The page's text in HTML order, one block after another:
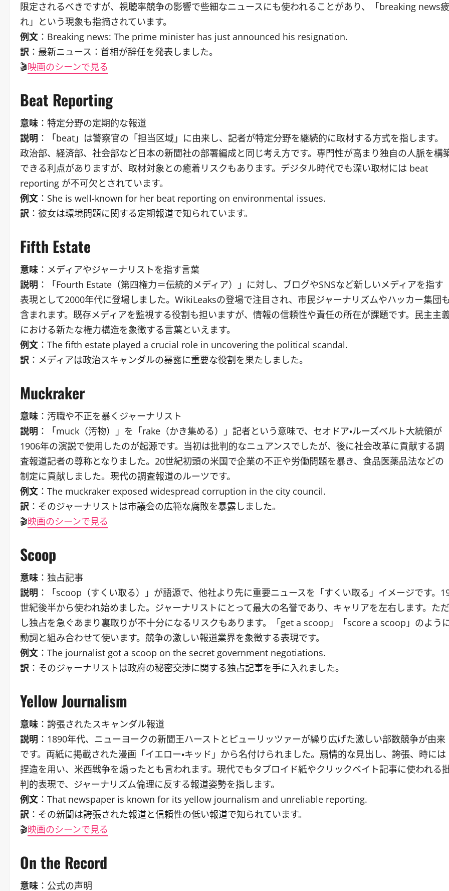
限定されるべきですが、視聴率競争の影響で些細なニュースにも使われることがあり、「breaking news疲
れ」という現象も指摘されています。
例文 ：Breaking news: The prime minister has just announced his resignation.
訳 ：最新ニュース：首相が辞任を発表しました。
🎬映画のシーンで見る
Beat Reporting
意味 ：特定分野の定期的な報道
説明 ：「beat」は警察官の「担当区域」に由来し、記者が特定分野を継続的に取材する方式を指します。
政治部、経済部、社会部など日本の新聞社の部署編成と同じ考え方です。専門性が高まり独自の人脈を構
できる利点がありますが、取材対象との癒着リスクもあります。デジタル時代でも深い取材には beat
reporting が不可欠とされています。
例文 ：She is well-known for her beat reporting on environmental issues.
訳 ：彼女は環境問題に関する定期報道で知られています。
Fifth Estate
意味 ：メディアやジャーナリストを指す言葉
説明 ：「Fourth Estate（第四権力＝伝統的メディア）」に対し、ブログやSNSなど新しいメディアを指す
表現として2000年代に登場しました。WikiLeaksの登場で注目され、市民ジャーナリズムやハッカー集団
含まれます。既存メディアを監視する役割も担いますが、情報の信頼性や責任の所在が課題です。民主主
における新たな権力構造を象徴する言葉といえます。
例文 ：The fifth estate played a crucial role in uncovering the political scandal.
訳 ：メディアは政治スキャンダルの暴露に重要な役割を果たしました。
Muckraker
意味 ：汚職や不正を暴くジャーナリスト
説明 ：「muck（汚物）」を「rake（かき集める）」記者という意味で、セオドア・ルーズベルト大統領が
1906年の演説で使用したのが起源です。当初は批判的なニュアンスでしたが、後に社会改革に貢献する調
査報道記者の尊称となりました。20世紀初頭の米国で企業の不正や労働問題を暴き、食品医薬品法などの
制定に貢献しました。現代の調査報道のルーツです。
例文 ：The muckraker exposed widespread corruption in the city council.
訳 ：そのジャーナリストは市議会の広範な腐敗を暴露しました。
🎬映画のシーンで見る
Scoop
意味 ：独占記事
説明 ：「scoop（すくい取る）」が語源で、他社より先に重要ニュースを「すくい取る」イメージです。
世紀後半から使われ始めました。ジャーナリストにとって最大の名誉であり、キャリアを左右します。ただ
し独占を急ぐあまり裏取りが不十分になるリスクもあります。「get a scoop」「score a scoop」のよう
動詞と組み合わせて使います。競争の激しい報道業界を象徴する表現です。
例文 ：The journalist got a scoop on the secret government negotiations.
訳 ：そのジャーナリストは政府の秘密交渉に関する独占記事を手に入れました。
Yellow Journalism
意味 ：誇張されたスキャンダル報道
説明 ：1890年代、ニューヨークの新聞王ハーストとピューリッツァーが繰り広げた激しい部数競争が由来
です。両紙に掲載された漫画「イエロー・キッド」から名付けられました。扇情的な見出し、誇張、時には
捏造を用い、米西戦争を煽ったとも言われます。現代でもタブロイド紙やクリックベイト記事に使われる
判的表現で、ジャーナリズム倫理に反する報道姿勢を指します。
例文 ：That newspaper is known for its yellow journalism and unreliable reporting.
訳 ：その新聞は誇張された報道と信頼性の低い報道で知られています。
🎬映画のシーンで見る
On the Record
意味 ：公式の声明